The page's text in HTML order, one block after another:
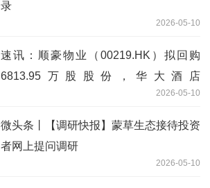
录
2026-05-10
速讯：顺豪物业（00219.HK）拟回购
6813.95万股股份，华大酒店
2026-05-10
微头条丨【调研快报】蒙草生态接待投资
者网上提问调研
2026-05-10